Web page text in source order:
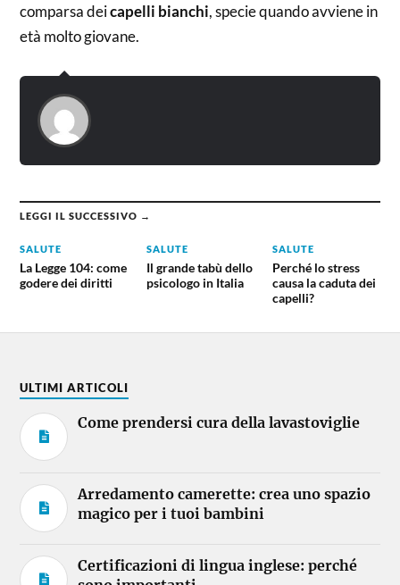
comparsa deicapelli bianchi, specie quando avviene in
età molto giovane.
LEGGI IL SUCCESSIVO →
SALUTE
La Legge 104: come
godere dei diritti
SALUTE
Il grande tabù dello
psicologo in Italia
SALUTE
Perché lo stress
causa la caduta dei
capelli?
ULTIMI ARTICOLI
Come prendersi cura della lavastoviglie
Arredamento camerette: crea uno spazio
magico per i tuoi bambini
Certificazioni di lingua inglese: perché